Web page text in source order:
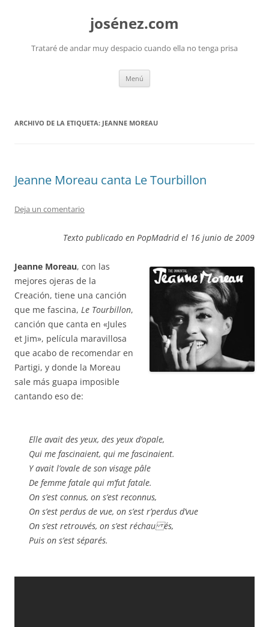
josénez.com
Trataré de andar muy despacio cuando ella no tenga prisa
Menú
ARCHIVO DE LA ETIQUETA: JEANNE MOREAU
Jeanne Moreau canta Le Tourbillon
Deja un comentario
Texto publicado en PopMadrid el 16 junio de 2009
Jeanne Moreau, con las
mejores ojeras de la
Creación, tiene una canción
que me fascina, Le Tourbillon,
canción que canta en «Jules
et Jim», película maravillosa
que acabo de recomendar en
Partigi, y donde la Moreau
sale más guapa imposible
cantando eso de:
Elle avait des yeux, des yeux d’opale,
Qui me fascinaient, qui me fascinaient.
Y avait l’ovale de son visage pâle
De femme fatale qui m’fut fatale.
On s’est connus, on s’est reconnus,
On s’est perdus de vue, on s’est r’perdus d’vue
On s’est retrouvés, on s’est réchau és,
Puis on s’est séparés.